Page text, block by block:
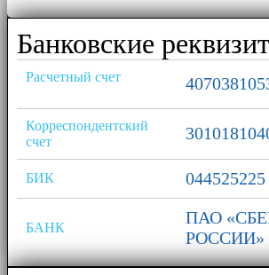
Банковские
Расчетный счет
Корреспондентский
счет
БИК 044525225
БАНК
ПАО
РОССИИ»